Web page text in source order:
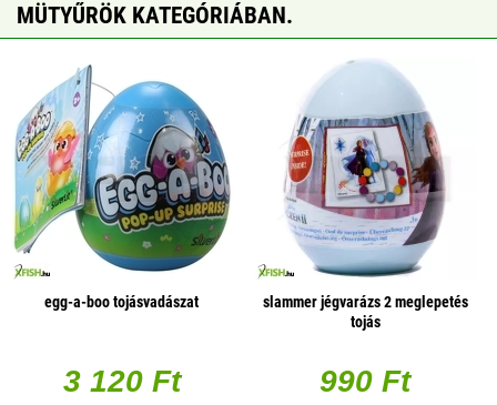
MÜTYŰRÖK KATEGÓRIÁBAN.
egg-a-boo tojásvadászat
3 120 Ft
slammer jégvarázs 2 meglepetés
tojás
990 Ft